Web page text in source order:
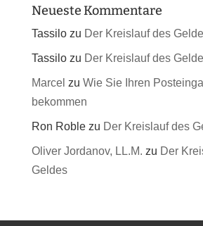
Neueste Kommentare
Tassilozu Der Kreislauf des
Tassilozu Der Kreislauf des
Marcel zu Wie Sie Ihren
bekommen
Ron Roblezu Der Kreislauf des
Oliver Jordanov, LL.M. zu Der
Geldes